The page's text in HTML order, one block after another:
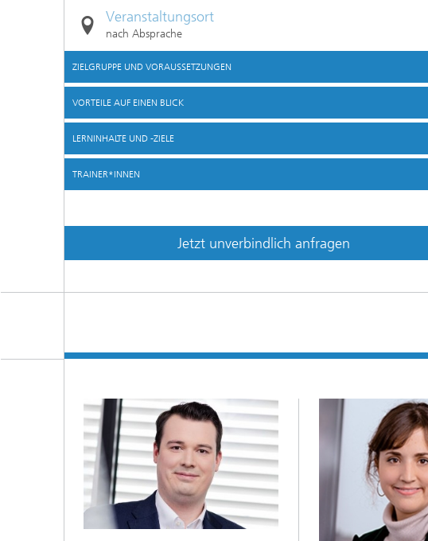
Veranstaltungsort
nach Absprache
ZIELGRUPPE UND VORAUSSETZUNGEN
VORTEILE AUF EINEN BLICK
LERNINHALTE UND -ZIELE
TRAINER*INNEN
Jetzt unverbindlich anfragen